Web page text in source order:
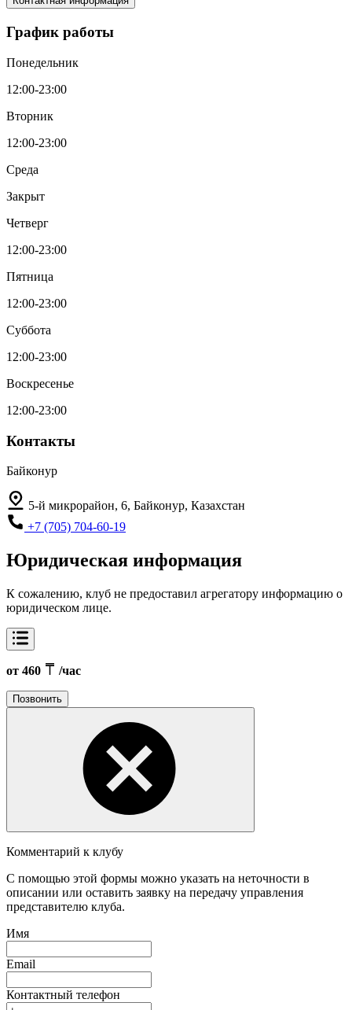
График работы
Понедельник
12:00-23:00
Вторник
12:00-23:00
Среда
Закрыт
Четверг
12:00-23:00
Пятница
12:00-23:00
Суббота
12:00-23:00
Воскресенье
12:00-23:00
Контакты
Байконур
5-й микрорайон, 6, Байконур, Казахстан
+7 (705) 704-60-19
Юридическая информация
К сожалению, клуб не предоставил агрегатору информацию о
юридическом лице.
от 460 /час
Позвонить
Комментарий к клубу
С помощью этой формы можно указать на неточности в
описании или оставить заявку на передачу управления
представителю клуба.
Имя
Email
Контактный телефон